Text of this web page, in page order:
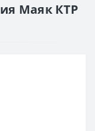
Маяк КТР